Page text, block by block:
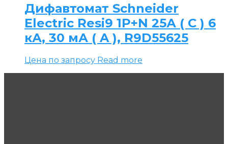
Дифавтомат Schneider
Electric Resi9 1P+N 25А ( C ) 6
кА, 30 мА ( A ), R9D55625
Цена по запросу Read more